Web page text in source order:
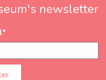
newsletter
*